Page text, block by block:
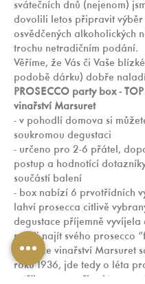
svátečních dnů (nejenom)
dovolili letos připravit výběr
osvědčených alkoholických
trochu netradičním podání.
Věříme, že Vás či Vaše
podobě dárku) dobře
PROSECCO party box -
vinařství Marsuret
- v pohodlí domova si
soukromou degustaci
- určeno pro 2-6 přátel,
postup a hodnotící
součástí balení
- box nabízí 6 prvotřídních
lahví prosecca citlivě
degustace příjemně vyvíjela
mohli najít svého prosecco
- tradice vinařství Marsuret
roku 1936, jde tedy o léta